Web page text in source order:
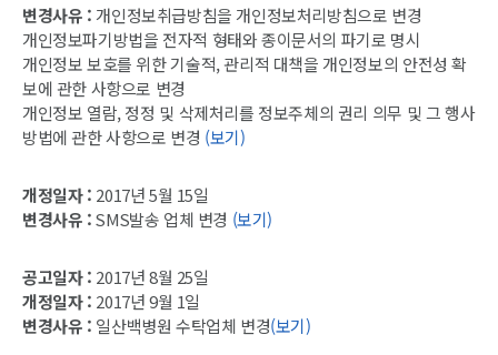
변경사유 : 개인정보취급방침을 개인정보처리방침으로 변경
개인정보파기방법을 전자적 형태와 종이문서의 파기로 명시
개인정보 보호를 위한 기술적, 관리적 대책을 개인정보의 안전성 확
보에 관한 사항으로 변경
개인정보 열람, 정정 및 삭제처리를 정보주체의 권리 의무 및 그 행사
방법에 관한 사항으로 변경 (보기)
개정일자 : 2017년 5월 15일
변경사유 :SMS발송 업체 변경 (보기)
공고일자 : 2017년 8월 25일
개정일자 : 2017년 9월 1일
변경사유 : 일산백병원 수탁업체 변경(보기)